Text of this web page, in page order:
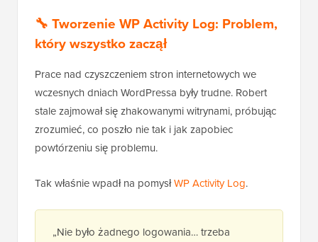
🔧 Tworzenie WP Activity Log: Problem,
który wszystko zaczął
Prace nad czyszczeniem stron internetowych we
wczesnych dniach WordPressa były trudne. Robert
stale zajmował się zhakowanymi witrynami, próbując
zrozumieć, co poszło nie tak i jak zapobiec
powtórzeniu się problemu.
Tak właśnie wpadł na pomysłWP Activity Log.
„Nie było żadnego logowania… trzeba